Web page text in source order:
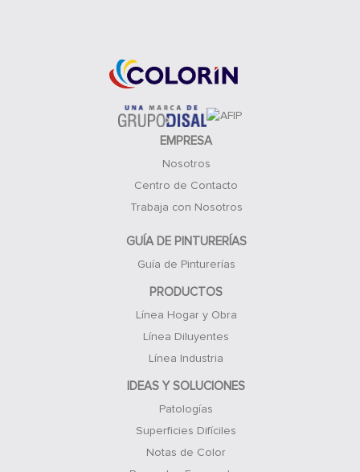
EMPRESA
Nosotros
Centro de Contacto
Trabaja con Nosotros
GUÍA DE PINTURERÍAS
Guía de Pinturerías
PRODUCTOS
Línea Hogar y Obra
Línea Diluyentes
Línea Industria
IDEAS Y SOLUCIONES
Patologías
Superficies Difíciles
Notas de Color